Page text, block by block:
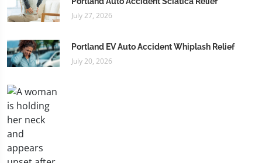
July 27, 2026
Portland EV Auto Accident Whiplash Relief
July 20, 2026